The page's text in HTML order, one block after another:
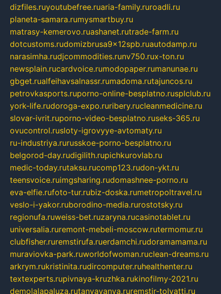
dizfiles.ruyoutubefree.ruaria-family.ruroadli.ru
planeta-samara.rumysmartbuy.ru
matrasy-kemerovo.ruashanet.rutrade-farm.ru
dotcustoms.rudomizbrusa9x12spb.ruautodamp.ru
narasimha.rudjcommodities.runv750.rux-ton.ru
newsplain.rucardvoice.rumodopaper.rumanunae.ru
gbget.rualfeihavsalnassr.rumadoma.rutajuncos.ru
petrovkasports.ruporno-online-besplatno.rusplclub.ru
york-life.rudoroga-expo.ruribery.rucleanmedicine.ru
slovar-ivrit.ruporno-video-besplatno.ruseks-365.ru
ovucontrol.rusloty-igrovyye-avtomaty.ru
ru-industriya.rurusskoe-porno-besplatno.ru
belgorod-day.rudigilith.rupichkurovlab.ru
medic-today.rutaksu.rucomp123.rudon-ykt.ru
teensvoice.ruimgsharing.rudomashnee-porno.ru
eva-elfie.rufoto-tur.rubiz-doska.rumetropoltravel.ru
veslo-i-yakor.ruborodino-media.rurostotsky.ru
regionufa.ruweiss-bet.ruzaryna.rucasinotablet.ru
universalia.ruremont-mebeli-moscow.rutermomur.ru
clubfisher.ruremstirufa.ruerdamchi.rudoramamama.ru
muraviovka-park.ruworldofwoman.ruclean-dreams.ru
arkrym.rukristinita.rudircomputer.ruhealthenter.ru
textexperts.rupivnaya-kruzhka.rukinofilmy-2021.ru
demolalapaluza.rutanyavanya.ruremstir-tolyatti.ru